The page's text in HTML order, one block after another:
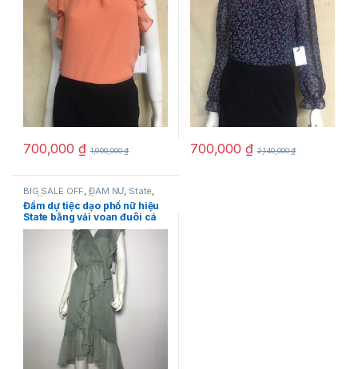
700,000 ₫ 1,900,000₫ 700,000 ₫ 2,140,000₫
BIG SALE OFF,ĐẦM NỮ, State,
THỜI TRANG NỮ
Đầm dự tiệc dạo phố nữ hiệu
State bằng vải voan đuôi cá
cực đẹp màu xanh rêu có
họa tiết size XXS chính hãng